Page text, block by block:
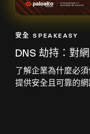
安全 SPEAKEASY
DNS 劫持：對
了解企業為什麼必
提供安全且可靠的網